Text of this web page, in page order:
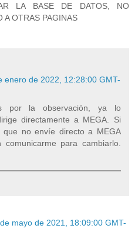
LA BASE DE DATOS, NO
A OTRAS PAGINAS
enero de 2022, 12:28:00 GMT-
por la observación, ya lo
directamente a MEGA. Si
que no envíe directo a MEGA
para cambiarlo.
mayo de 2021, 18:09:00 GMT-